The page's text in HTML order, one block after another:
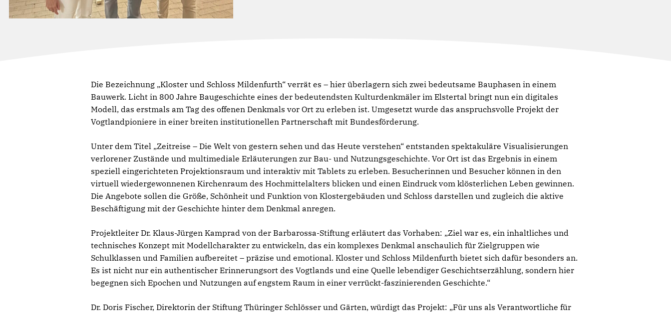
Die Bezeichnung „Kloster und Schloss Mildenfurth“ verrät es – hier überlagern sich zwei bedeutsame Bauphasen in einem
Bauwerk. Licht in 800 Jahre Baugeschichte eines der bedeutendsten Kulturdenkmäler im Elstertal bringt nun ein digitales
Modell, das erstmals am Tag des offenen Denkmals vor Ort zu erleben ist. Umgesetzt wurde das anspruchsvolle Projekt der
Vogtlandpioniere in einer breiten institutionellen Partnerschaft mit Bundesförderung.
Unter dem Titel „Zeitreise – Die Welt von gestern sehen und das Heute verstehen“ entstanden spektakuläre Visualisierungen
verlorener Zustände und multimediale Erläuterungen zur Bau- und Nutzungsgeschichte. Vor Ort ist das Ergebnis in einem
speziell eingerichteten Projektionsraum und interaktiv mit Tablets zu erleben. Besucherinnen und Besucher können in den
virtuell wiedergewonnenen Kirchenraum des Hochmittelalters blicken und einen Eindruck vom klösterlichen Leben gewinnen.
Die Angebote sollen die Größe, Schönheit und Funktion von Klostergebäuden und Schloss darstellen und zugleich die aktive
Beschäftigung mit der Geschichte hinter dem Denkmal anregen.
Projektleiter Dr. Klaus-Jürgen Kamprad von der Barbarossa-Stiftung erläutert das Vorhaben: „Ziel war es, ein inhaltliches und
technisches Konzept mit Modellcharakter zu entwickeln, das ein komplexes Denkmal anschaulich für Zielgruppen wie
Schulklassen und Familien aufbereitet – präzise und emotional. Kloster und Schloss Mildenfurth bietet sich dafür besonders an.
Es ist nicht nur ein authentischer Erinnerungsort des Vogtlands und eine Quelle lebendiger Geschichtserzählung, sondern hier
begegnen sich Epochen und Nutzungen auf engstem Raum in einer verrückt-faszinierenden Geschichte.“
Dr. Doris Fischer, Direktorin der Stiftung Thüringer Schlösser und Gärten, würdigt das Projekt: „Für uns als Verantwortliche für